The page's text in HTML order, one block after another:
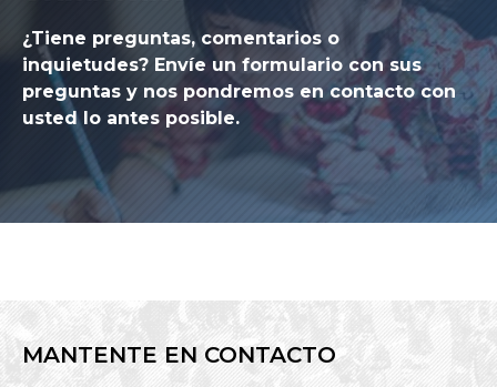
NUESTRA FILANTROPÍA
LIDERAZGO
CENTRO DE MIEMBROS
¿Tiene preguntas, comentarios o
inquietudes? Envíe un formulario con sus
preguntas y nos pondremos en contacto con
usted lo antes posible.
MANTENTE EN CONTACTO